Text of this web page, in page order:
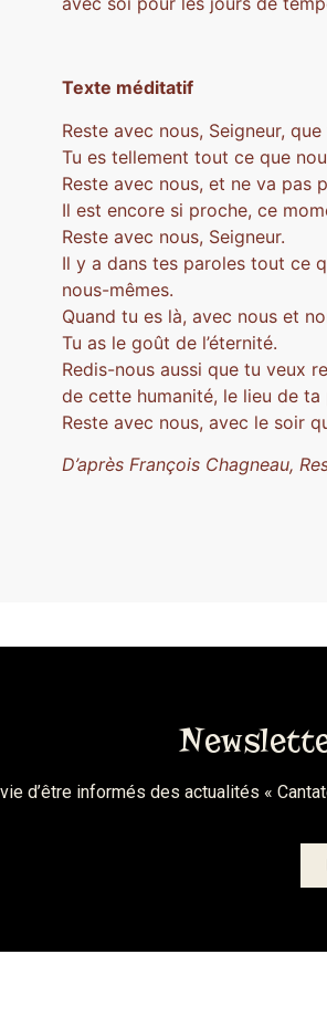
Texte méditatif
Reste avec nous, Seigneur,
Tu es tellement tout ce que
Reste avec nous, et ne va pas
Il est encore si proche, ce
Reste avec nous, Seigneur.
Il y a dans tes paroles tout ce
nous-mêmes.
Quand tu es là, avec nous et
Tu as le goût de l’éternité.
Redis-nous aussi que tu veux
de cette humanité, le lieu de ta
Reste avec nous, avec le soir
D’après François Chagneau,
d’être informés des actualités «